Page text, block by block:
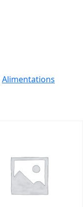
Alimentations